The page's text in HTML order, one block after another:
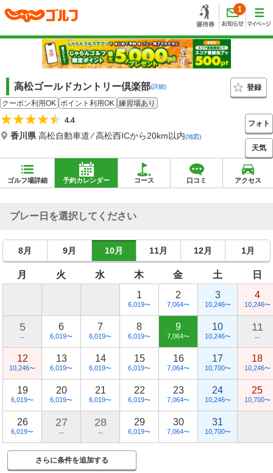
1
高松ゴールドカントリー倶楽部(詳細)
登録
クーポン利用OK ポイント利用OK 練習場あり
4.4
香川県高松自動車道 ⁄ 高松西ICから20km以内(地図)
フォト
天気
ゴルフ場詳細 予約カレンダー コース 口コミ アクセス
プレー日を選択してください
8月 9月 10月 11月 12月 1月
月 火 水 木 金 土
日
1
6,019〜
2
7,064〜
3
10,246〜
4
10,246〜
5
--
6
6,019〜
7
6,019〜
8
6,019〜
9
7,064〜
10
10,246〜
11
--
12
10,246〜
13
6,019〜
14
6,019〜
15
6,019〜
16
7,064〜
17
10,700〜
18
10,246〜
19
6,019〜
20
6,019〜
21
6,019〜
22
6,019〜
23
7,064〜
24
10,246〜
25
10,700〜
26
6,019〜
27
--
28
--
29
6,019〜
30
7,064〜
31
10,700〜
さらに条件を追加する